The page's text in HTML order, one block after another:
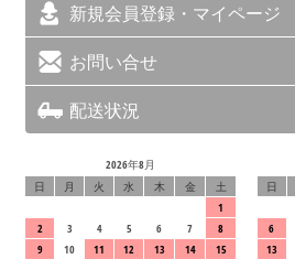
新規会員登録・マイページ
お問い合せ
配送状況
2026年8月
日
月 火 水 木 金
土
1
2
3 4 5 6 7
8
9
10 11 12 13 14
15
日
6
13